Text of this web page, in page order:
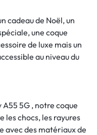
cadeau de Noël, un
une coque
de luxe mais un
au niveau du
5G , notre coque
chocs, les rayures
avec des matériaux de